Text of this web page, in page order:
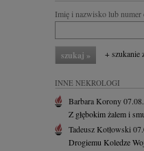
Imię i nazwisko lub numer
+ szukanie
INNE NEKROLOGI
Barbara Korony
Z głębokim żalem i
Tadeusz Kotłowski
Drogiemu Koledze